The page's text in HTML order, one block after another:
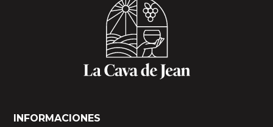
INFORMACIONES